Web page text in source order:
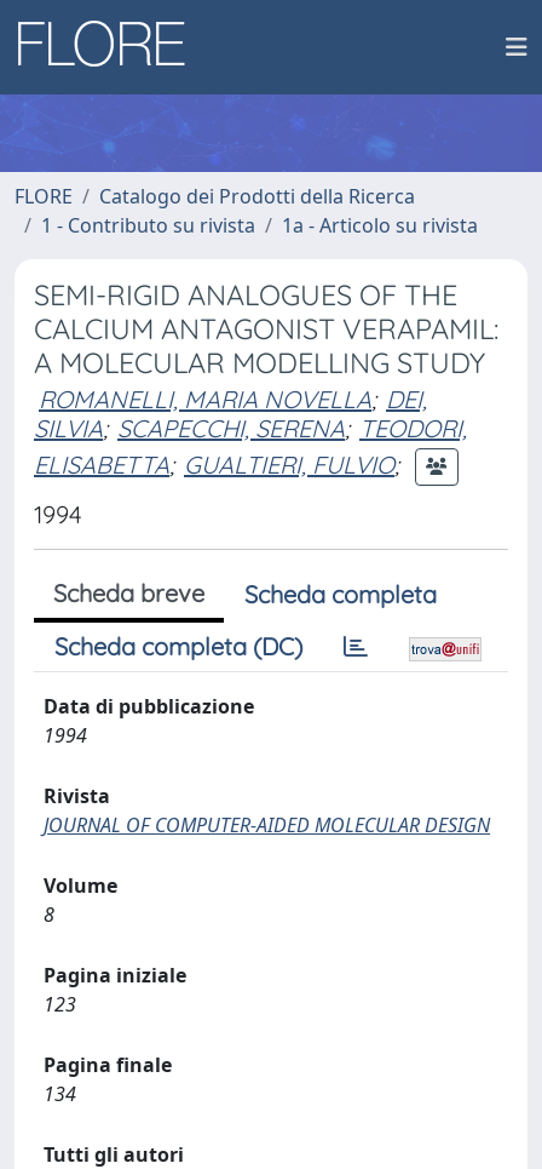
FLORE
Catalogo dei Prodotti della Ricerca
1 - Contributo su rivista
1a - Articolo su rivista
SEMI-RIGID ANALOGUES OF THE
CALCIUM ANTAGONIST VERAPAMIL:
A MOLECULAR MODELLING STUDY
ROMANELLI, MARIA NOVELLA; DEI,
SILVIA; SCAPECCHI, SERENA; TEODORI,
ELISABETTA; GUALTIERI, FULVIO;
1994
Scheda breve
Scheda completa
Scheda completa (DC)
Data di pubblicazione
1994
Rivista
JOURNAL OF COMPUTER-AIDED MOLECULAR DESIGN
Volume
8
Pagina iniziale
123
Pagina finale
134
Tutti gli autori